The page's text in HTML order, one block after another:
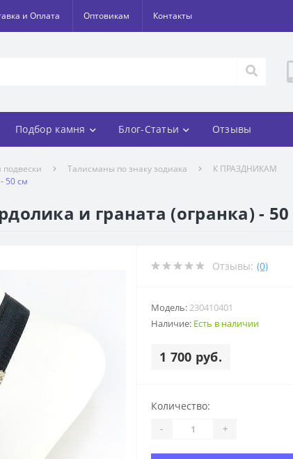
и Оплата Оптовикам Контакты
Подбор камня Блог-Статьи Отзывы
Талисманы по знаку зодиака
К ПРАЗДНИКАМ
50 см
и граната (огранка) -
Отзывы: (0)
Модель: 230410401
Наличие: Есть в наличии
1 700 руб.
Количество:
- +